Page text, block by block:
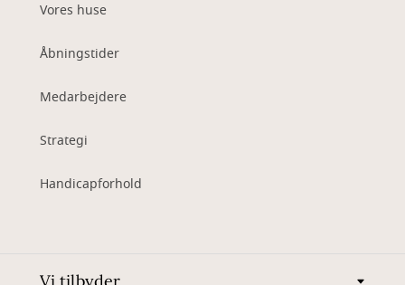
Vores huse
Åbningstider
Medarbejdere
Strategi
Handicapforhold